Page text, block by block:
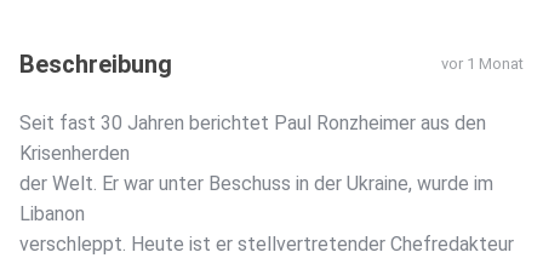
Beschreibung vor 1 Monat
Seit fast 30 Jahren berichtet Paul Ronzheimer aus den
Krisenherden
der Welt. Er war unter Beschuss in der Ukraine, wurde im
Libanon
verschleppt. Heute ist er stellvertretender Chefredakteur